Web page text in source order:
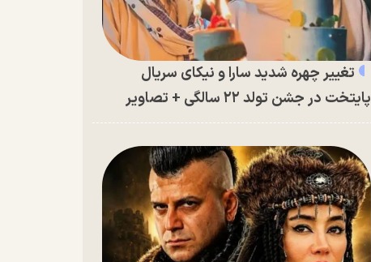
تغییر چهره شدید سارا و نیکای سریال
پایتخت در جشن تولد ۲۲ سالگی + تصاویر